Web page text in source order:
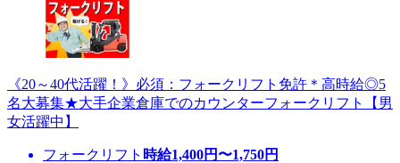
《20～40代活躍！》必須：フォークリフト免許＊高時給◎5
名大募集★大手企業倉庫でのカウンターフォークリフト【男
女活躍中】
フォークリフト 時給1,400円〜1,750円